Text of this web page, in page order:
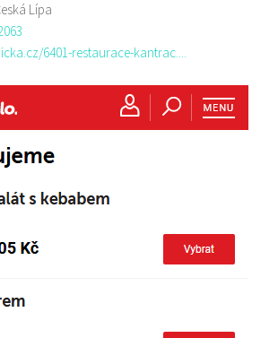
Lípa
6401-restaurace-kantrac....